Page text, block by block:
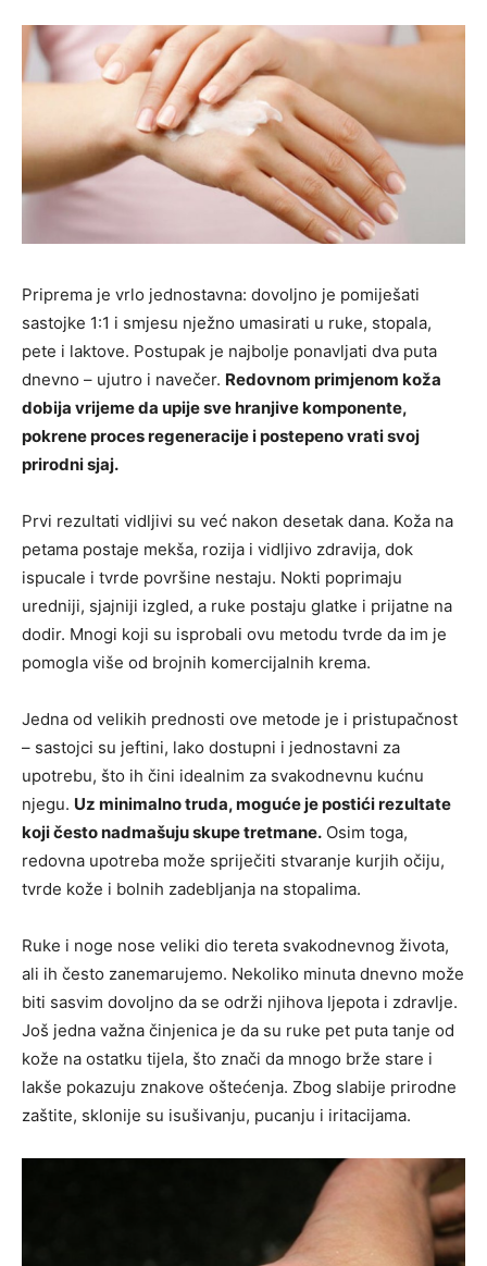
Priprema je vrlo jednostavna: dovoljno je pomiješati
sastojke 1:1 i smjesu nježno umasirati u ruke, stopala,
pete i laktove. Postupak je najbolje ponavljati dva puta
dnevno – ujutro i navečer. Redovnom primjenom koža
dobija vrijeme da upije sve hranjive komponente,
pokrene proces regeneracije i postepeno vrati svoj
prirodni sjaj.
Prvi rezultati vidljivi su već nakon desetak dana. Koža na
petama postaje mekša, rozija i vidljivo zdravija, dok
ispucale i tvrde površine nestaju. Nokti poprimaju
uredniji, sjajniji izgled, a ruke postaju glatke i prijatne na
dodir. Mnogi koji su isprobali ovu metodu tvrde da im je
pomogla više od brojnih komercijalnih krema.
Jedna od velikih prednosti ove metode je i pristupačnost
– sastojci su jeftini, lako dostupni i jednostavni za
upotrebu, što ih čini idealnim za svakodnevnu kućnu
njegu. Uz minimalno truda, moguće je postići rezultate
koji često nadmašuju skupe tretmane. Osim toga,
redovna upotreba može spriječiti stvaranje kurjih očiju,
tvrde kože i bolnih zadebljanja na stopalima.
Ruke i noge nose veliki dio tereta svakodnevnog života,
ali ih često zanemarujemo. Nekoliko minuta dnevno može
biti sasvim dovoljno da se održi njihova ljepota i zdravlje.
Još jedna važna činjenica je da su ruke pet puta tanje od
kože na ostatku tijela, što znači da mnogo brže stare i
lakše pokazuju znakove oštećenja. Zbog slabije prirodne
zaštite, sklonije su isušivanju, pucanju i iritacijama.